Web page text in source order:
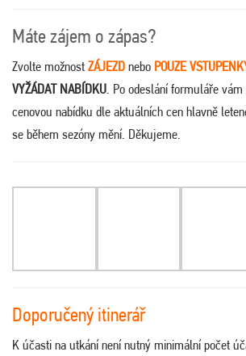
Máte zájem o zápas?
Zvolte možnost ZÁJEZD nebo POUZE
VYŽÁDAT NABÍDKU. Po odeslání formuláře
cenovou nabídku dle aktuálních cen hlavně
se během sezóny mění. Děkujeme.
Doporučený itinerář
K účasti na utkání není nutný minimální počet